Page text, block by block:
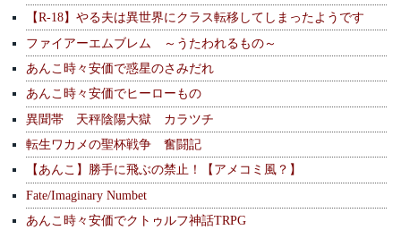
【R-18】やる夫は異世界にクラス転移してしまったようです
ファイアーエムブレム ～うたわれるもの～
あんこ時々安価で惑星のさみだれ
あんこ時々安価でヒーローもの
異聞帯 天秤陰陽大獄 カラツチ
転生ワカメの聖杯戦争 奮闘記
【あんこ】勝手に飛ぶの禁止！【アメコミ風？】
Fate/Imaginary Numbet
あんこ時々安価でクトゥルフ神話TRPG